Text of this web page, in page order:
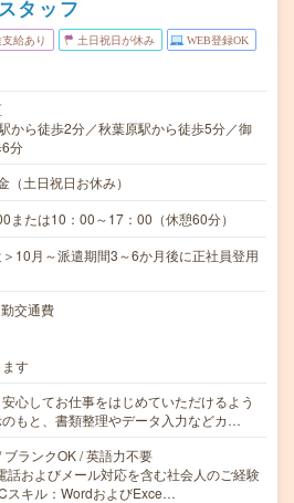
タッフ
給あり 土日祝日が休み WEB登録OK
から徒歩2分／秋葉原駅から徒歩5分／御
分
（土日祝日お休み）
または10：00～17：00（休憩60分）
10月～派遣期間3～6か月後に正社員登用
交通費
す
心してお仕事をはじめていただけるよう
もと、書類整理やデータ入力などカ…
ランクOK / 英語力不要
およびメール対応を含む社会人のご経験
スキル：WordおよびExce…